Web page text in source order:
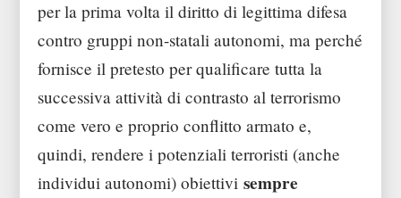
per la prima volta il diritto di legittima difesa
contro gruppi non-statali autonomi, ma perché
fornisce il pretesto per qualificare tutta la
successiva attività di contrasto al terrorismo
come vero e proprio conflitto armato e,
quindi, rendere i potenziali terroristi (anche
individui autonomi) obiettivisempre